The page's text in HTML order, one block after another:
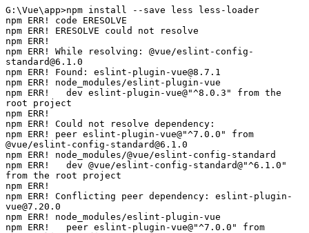
G:\Vue\app>npm install --save less less-loader
npm ERR! code ERESOLVE
npm ERR! ERESOLVE could not resolve
npm ERR!
npm ERR! While resolving: @vue/eslint-config-
standard@6.1.0
npm ERR! Found: eslint-plugin-vue@8.7.1
npm ERR! node_modules/eslint-plugin-vue
npm ERR!   dev eslint-plugin-vue@"^8.0.3" from the
root project
npm ERR!
npm ERR! Could not resolve dependency:
npm ERR! peer eslint-plugin-vue@"^7.0.0" from
@vue/eslint-config-standard@6.1.0
npm ERR! node_modules/@vue/eslint-config-standard
npm ERR!   dev @vue/eslint-config-standard@"^6.1.0"
from the root project
npm ERR!
npm ERR! Conflicting peer dependency: eslint-plugin-
vue@7.20.0
npm ERR! node_modules/eslint-plugin-vue
npm ERR!   peer eslint-plugin-vue@"^7.0.0" from